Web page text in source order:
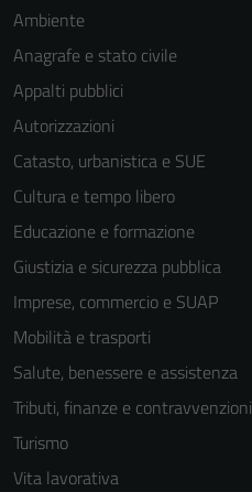
Ambiente
Anagrafe e stato civile
Appalti pubblici
Autorizzazioni
Catasto, urbanistica e SUE
Cultura e tempo libero
Educazione e formazione
Giustizia e sicurezza pubblica
Imprese, commercio e SUAP
Mobilità e trasporti
Salute, benessere e assistenza
Tributi, finanze e contravvenzioni
Turismo
Vita lavorativa